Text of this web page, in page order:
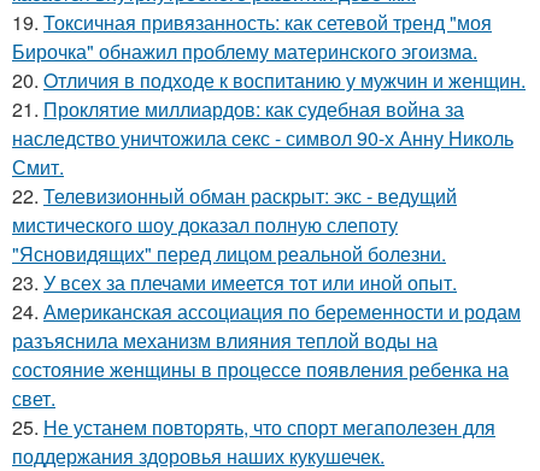
19. Токсичная привязанность: как сетевой тренд "моя
Бирочка" обнажил проблему материнского эгоизма.
20. Oтличия в подходе к воспитанию у мужчин и женщин.
21. Проклятие миллиардов: как судебная война за
наследство уничтожила секс - символ 90-х Анну Николь
Смит.
22. Телевизионный обман раскрыт: экс - ведущий
мистического шоу доказал полную слепоту
"Ясновидящих" перед лицом реальной болезни.
23. У всех за плечами имеется тот или иной опыт.
24. Американская ассоциация по беременности и родам
разъяснила механизм влияния теплой воды на
состояние женщины в процессе появления ребенка на
свет.
25. Не устанем повторять, что спорт мегаполезен для
поддержания здоровья наших кукушечек.